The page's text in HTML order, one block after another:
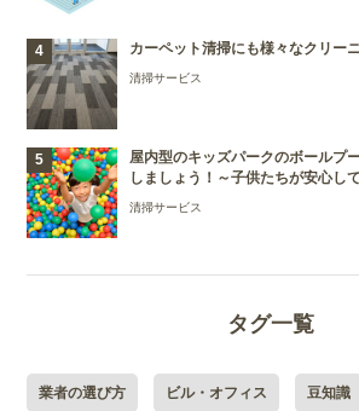
カーペット清掃にも様々なクリー
清掃サービス
屋内型のキッズパークのボールプ
しましょう！～子供たちが安心し
清掃サービス
タグ一覧
業者の選び方 ビル・オフィス 豆知識